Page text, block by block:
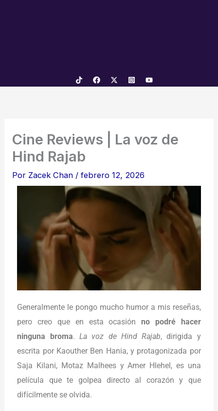
Cine Reviews | La voz de
Hind Rajab
Por Zacek Chan /febrero 12, 2026
Generalmente le pongo mucho humor a mis reseñas,
pero creo que en esta ocasión no podré hacer
ninguna broma. La voz de Hind Rajab, dirigida y
escrita por Kaouther Ben Hania, y protagonizada por
Saja Kilani, Motaz Malhees y Amer Hlehel, es una
película que te golpea directo al corazón y que
difícilmente se olvida.